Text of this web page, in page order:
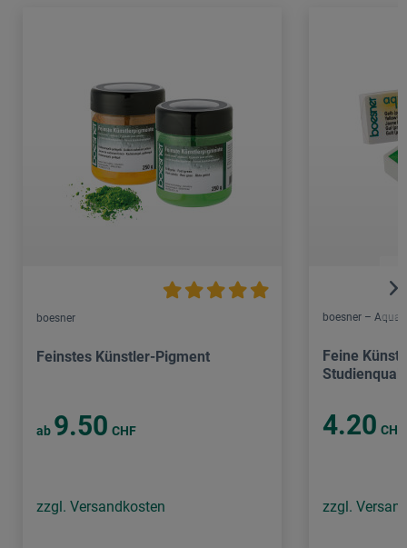
boesner
Feinstes Künstler-Pigment
ab 9.50 CHF
zzgl. Versandkosten
boesner –
Feine
4.20 CHF
zzgl.